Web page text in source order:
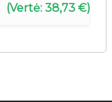
(Vertė: 38,73 €)